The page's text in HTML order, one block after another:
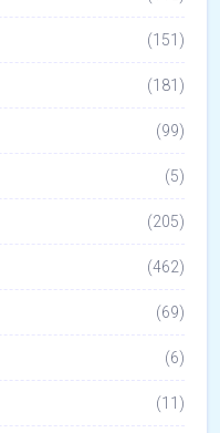
(151)
(181)
(99)
(5)
(205)
(462)
(69)
(6)
(11)